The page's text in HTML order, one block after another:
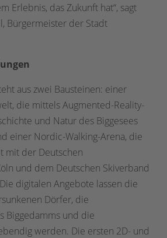
Erlebnis, das Zukunft hat“, sagt
Bürgermeister der Stadt
aus zwei Bausteinen: einer
die mittels Augmented-Reality-
und Natur des Biggesees
einer Nordic-Walking-Arena, die
mit der Deutschen
und dem Deutschen Skiverband
digitalen Angebote lassen die
Dörfer, die
Biggedamms und die
werden. Die ersten 2D- und